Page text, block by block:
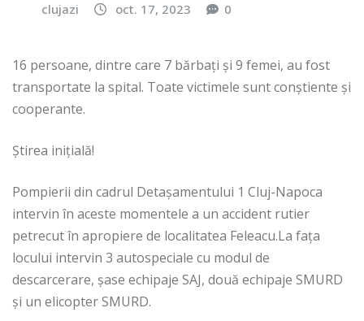
clujazi oct. 17, 2023 0
16 persoane, dintre care 7 bărbați și 9 femei, au fost
transportate la spital. Toate victimele sunt conștiente și
cooperante.
Știrea inițială!
Pompierii din cadrul Detașamentului 1 Cluj-Napoca
intervin în aceste momentele a un accident rutier
petrecut în apropiere de localitatea Feleacu.La fața
locului intervin 3 autospeciale cu modul de
descarcerare, șase echipaje SAJ, două echipaje SMURD
și un elicopter SMURD.